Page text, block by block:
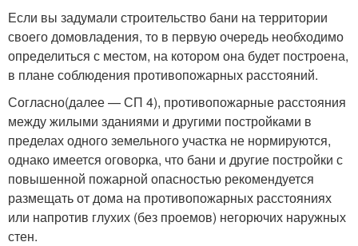
Если вы задумали строительство бани на территории
своего домовладения, то в первую очередь необходимо
определиться с местом, на котором она будет построена,
в плане соблюдения противопожарных расстояний.
Согласно(далее — СП 4), противопожарные расстояния
между жилыми зданиями и другими постройками в
пределах одного земельного участка не нормируются,
однако имеется оговорка, что бани и другие постройки с
повышенной пожарной опасностью рекомендуется
размещать от дома на противопожарных расстояниях
или напротив глухих (без проемов) негорючих наружных
стен.